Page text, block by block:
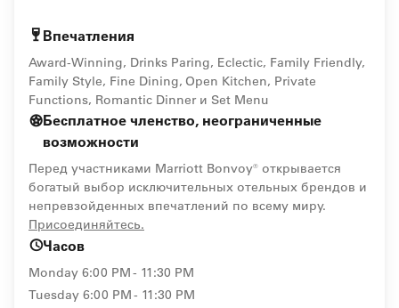
Впечатления
Award-Winning, Drinks Paring, Eclectic, Family Friendly,
Family Style, Fine Dining, Open Kitchen, Private
Functions, Romantic Dinner и Set Menu
Бесплатное членство, неограниченные
возможности
Перед участниками Marriott Bonvoy® открывается
богатый выбор исключительных отельных брендов и
непревзойденных впечатлений по всему миру.
Присоединяйтесь.
Часов
Monday 6:00 PM - 11:30 PM
Tuesday 6:00 PM - 11:30 PM